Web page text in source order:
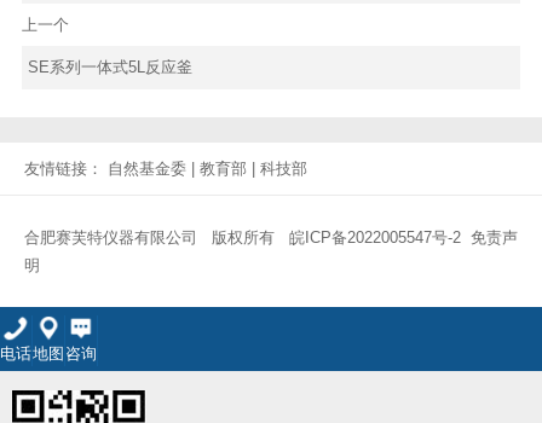
上一个
SE系列一体式5L反应釜
友情链接： 自然基金委 教育部 科技部
合肥赛芙特仪器有限公司 版权所有 皖ICP备2022005547号-2 免责声
明
电话地图 咨询